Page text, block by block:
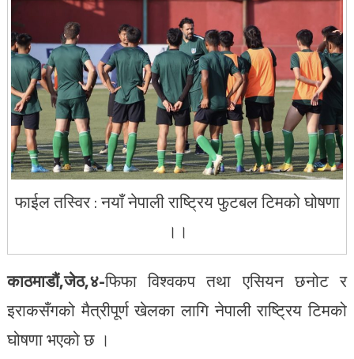
फाईल तस्विर : नयाँ नेपाली राष्ट्रिय फुटबल टिमको घोषणा
।।
काठमाडौं,जेठ,४-फिफा विश्वकप तथा एसियन छनोट र
इराकसँगको मैत्रीपूर्ण खेलका लागि नेपाली राष्ट्रिय टिमको
घोषणा भएको छ ।